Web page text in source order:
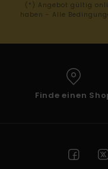
(*) Angebot gültig
haben - Alle
Finde einen